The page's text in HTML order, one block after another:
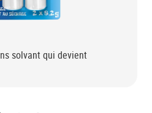
solvant qui devient